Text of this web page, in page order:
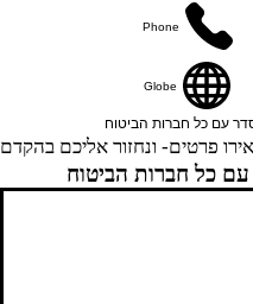
Phone
Globe
עם כל חברות הביטוח
כל חברות הביטוח